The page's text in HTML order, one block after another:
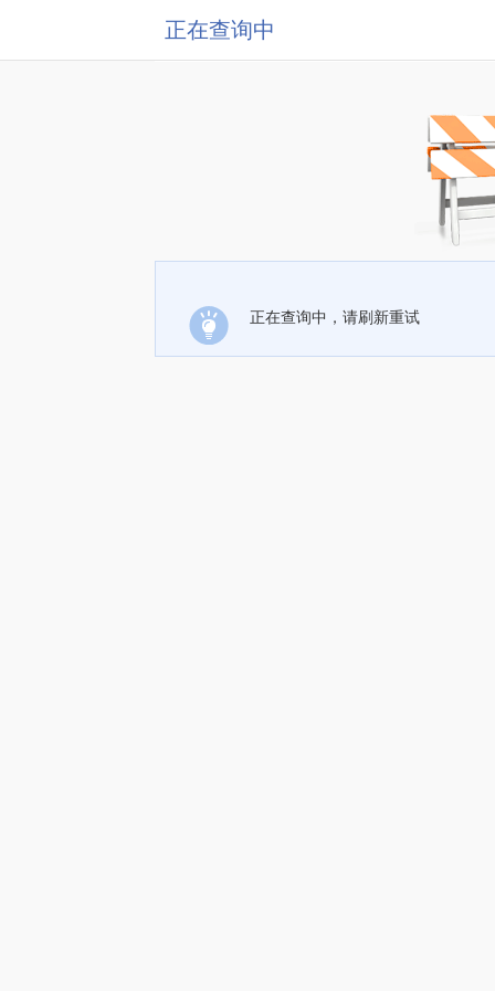
正在查询中
正在查询中，请刷新重试